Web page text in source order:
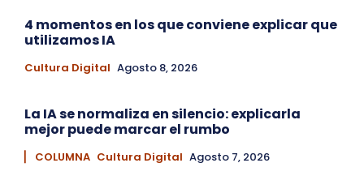
4 momentos en los que conviene explicar que
utilizamos IA
Cultura Digital Agosto 8, 2026
La IA se normaliza en silencio: explicarla
mejor puede marcar el rumbo
▏ COLUMNA Cultura Digital Agosto 7, 2026